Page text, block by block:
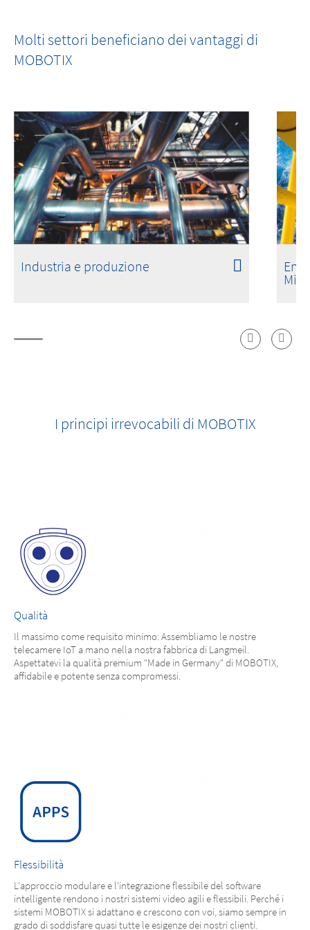
Molti settori beneficiano dei vantaggi di
MOBOTIX
Industria e produzione
I principi irrevocabili di MOBOTIX
Qualità
Il massimo come requisito minimo: Assembliamo le nostre
telecamere IoT a mano nella nostra fabbrica di Langmeil.
Aspettatevi la qualità premium "Made in Germany" di MOBOTIX,
affidabile e potente senza compromessi.
Flessibilità
L'approccio modulare e l'integrazione flessibile del software
intelligente rendono i nostri sistemi video agili e flessibili. Perché i
sistemi MOBOTIX si adattano e crescono con voi, siamo sempre in
grado di soddisfare quasi tutte le esigenze dei nostri clienti.